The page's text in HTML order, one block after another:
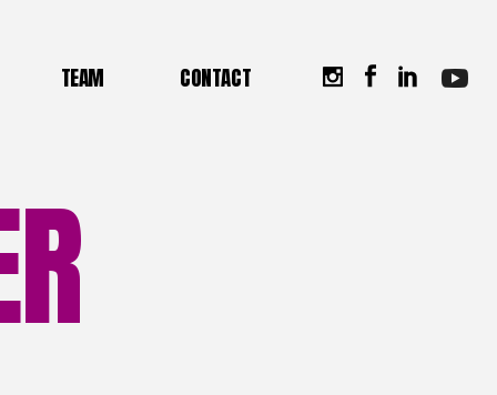
TEAM
CONTACT
DEJEPS Perfectionnement
Tennis
ACCEDER en e-learning
ACCEDER Formations